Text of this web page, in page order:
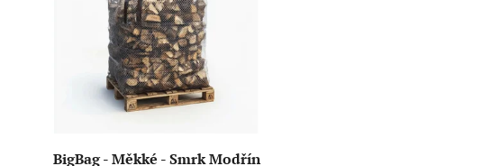
BigBag - Měkké - Smrk Modřín